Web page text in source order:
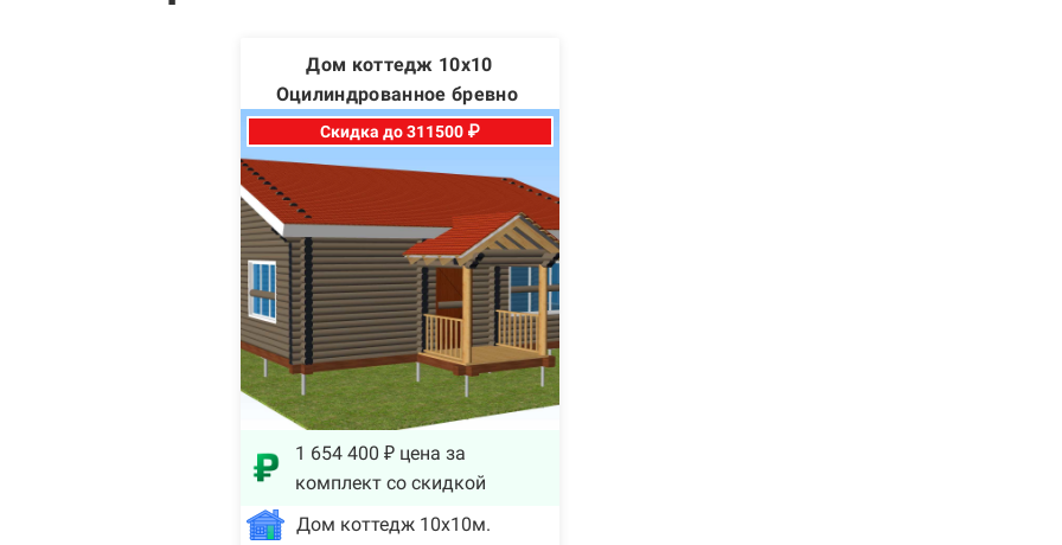
Дом коттедж 10х10
Оцилиндрованное бревно
Скидка до 311500 ₽
1 654 400 ₽ цена за
комплект со скидкой
Дом коттедж 10х10м.